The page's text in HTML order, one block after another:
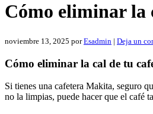
Cómo eliminar la
noviembre 13, 2025 porEsadmin | Deja un
Cómo eliminar la cal de tu
Si tienes una cafetera Makita, seguro
no la limpias, puede hacer que el café